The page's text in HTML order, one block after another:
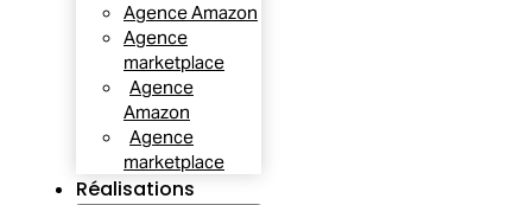
Agence Amazon
Agence
marketplace
Agence
Amazon
Agence
marketplace
Réalisations